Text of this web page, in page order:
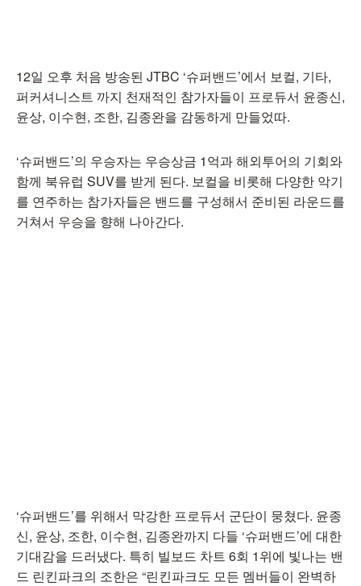
12일 오후 처음 방송된 JTBC ‘슈퍼밴드’에서 보컬, 기타,
퍼커셔니스트 까지 천재적인 참가자들이 프로듀서 윤종신,
윤상, 이수현, 조한, 김종완을 감동하게 만들었따.
‘슈퍼밴드’의 우승자는 우승상금 1억과 해외투어의 기회와
함께 북유럽 SUV를 받게 된다. 보컬을 비롯해 다양한 악기
를 연주하는 참가자들은 밴드를 구성해서 준비된 라운드를
거쳐서 우승을 향해 나아간다.
‘슈퍼밴드’를 위해서 막강한 프로듀서 군단이 뭉쳤다. 윤종
신, 윤상, 조한, 이수현, 김종완까지 다들 ‘슈퍼밴드’에 대한
기대감을 드러냈다. 특히 빌보드 차트 6회 1위에 빛나는 밴
드 린킨파크의 조한은 “린킨파크도 모든 멤버들이 완벽하